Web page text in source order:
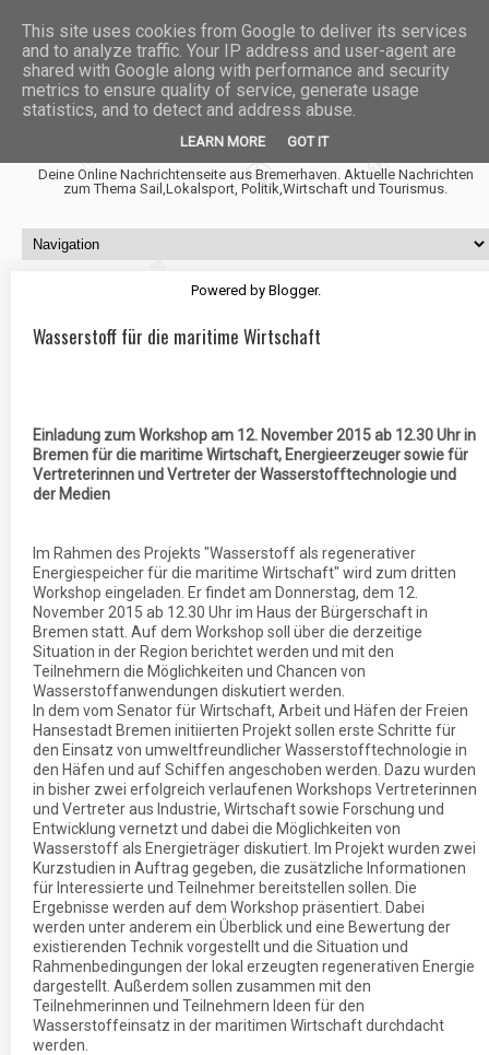
Fischtown News
Deine Online Nachrichtenseite aus Bremerhaven. Aktuelle Nachrichten
zum Thema Sail,Lokalsport, Politik,Wirtschaft und Tourismus.
Powered by Blogger.
Wasserstoff für die maritime Wirtschaft
Einladung zum Workshop am 12. November 2015 ab 12.30 Uhr in
Bremen für die maritime Wirtschaft, Energieerzeuger sowie für
Vertreterinnen und Vertreter der Wasserstofftechnologie und
der Medien
Im Rahmen des Projekts "Wasserstoff als regenerativer
Energiespeicher für die maritime Wirtschaft" wird zum dritten
Workshop eingeladen. Er findet am Donnerstag, dem 12.
November 2015 ab 12.30 Uhr im Haus der Bürgerschaft in
Bremen statt. Auf dem Workshop soll über die derzeitige
Situation in der Region berichtet werden und mit den
Teilnehmern die Möglichkeiten und Chancen von
Wasserstoffanwendungen diskutiert werden.
In dem vom Senator für Wirtschaft, Arbeit und Häfen der Freien
Hansestadt Bremen initiierten Projekt sollen erste Schritte für
den Einsatz von umweltfreundlicher Wasserstofftechnologie in
den Häfen und auf Schiffen angeschoben werden. Dazu wurden
in bisher zwei erfolgreich verlaufenen Workshops Vertreterinnen
und Vertreter aus Industrie, Wirtschaft sowie Forschung und
Entwicklung vernetzt und dabei die Möglichkeiten von
Wasserstoff als Energieträger diskutiert. Im Projekt wurden zwei
Kurzstudien in Auftrag gegeben, die zusätzliche Informationen
für Interessierte und Teilnehmer bereitstellen sollen. Die
Ergebnisse werden auf dem Workshop präsentiert. Dabei
werden unter anderem ein Überblick und eine Bewertung der
existierenden Technik vorgestellt und die Situation und
Rahmenbedingungen der lokal erzeugten regenerativen Energie
dargestellt. Außerdem sollen zusammen mit den
Teilnehmerinnen und Teilnehmern Ideen für den
Wasserstoffeinsatz in der maritimen Wirtschaft durchdacht
werden.
This site uses cookies from Google to deliver its services
and to analyze traffic. Your IP address and user-agent are
shared with Google along with performance and security
metrics to ensure quality of service, generate usage
statistics, and to detect and address abuse.
LEARN MORE GOT IT